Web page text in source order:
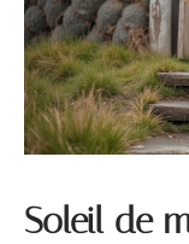
Soleil de